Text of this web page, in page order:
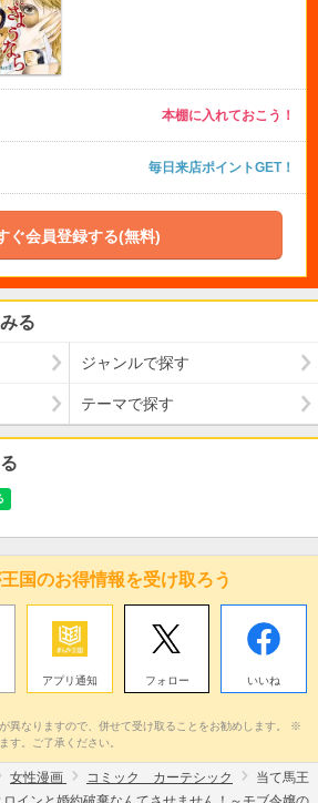
本棚に入れておこう！
毎日来店ポイントGET！
ぐ会員登録する(無料)
る
ジャンルで探す
テーマで探す
国のお得情報を受け取ろう
アプリ通知 フォロー いいね
異なりますので、併せて受け取ることをお勧めします。 ※
す。ご了承ください。
女性漫画 コミック カーテシック
当て馬王